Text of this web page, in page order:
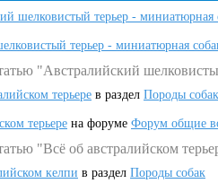
шелковистый терьер - миниатюрная
терьер - миниатюрная
"Австралийский
терьере в раздел Породы собак
терьере на форуме Форум общие
"Всё об австралийском
келпи в раздел Породы собак